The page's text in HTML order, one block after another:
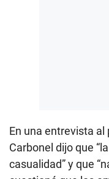
En una entrevista al
Carbonel dijo que
casualidad” y que